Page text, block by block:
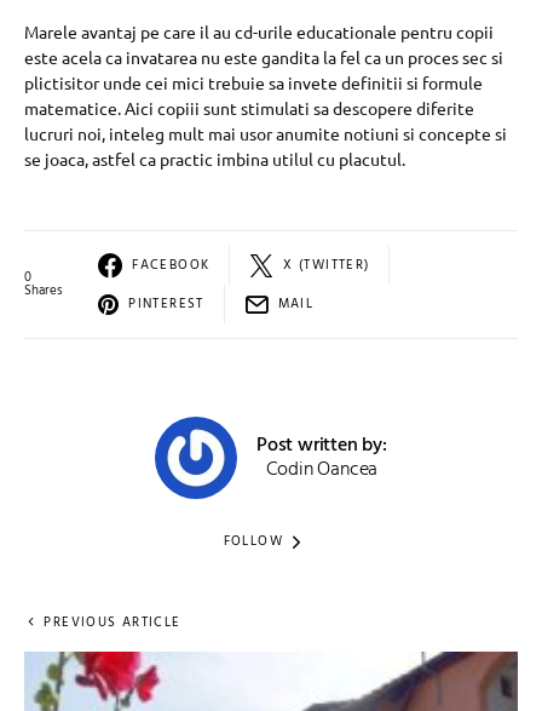
Marele avantaj pe care il au cd-urile educationale pentru copii
este acela ca invatarea nu este gandita la fel ca un proces sec si
plictisitor unde cei mici trebuie sa invete definitii si formule
matematice. Aici copiii sunt stimulati sa descopere diferite
lucruri noi, inteleg mult mai usor anumite notiuni si concepte si
se joaca, astfel ca practic imbina utilul cu placutul.
0
Shares
FACEBOOK
X (TWITTER)
PINTEREST
MAIL
Post written by:
Codin Oancea
FOLLOW
PREVIOUS ARTICLE